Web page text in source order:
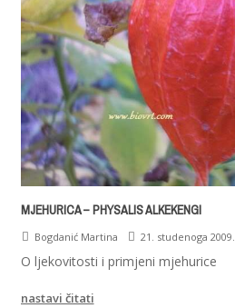
MJEHURICA – PHYSALIS ALKEKENGI
Bogdanić Martina 21. studenoga 2009.
O ljekovitosti i primjeni mjehurice
nastavi čitati